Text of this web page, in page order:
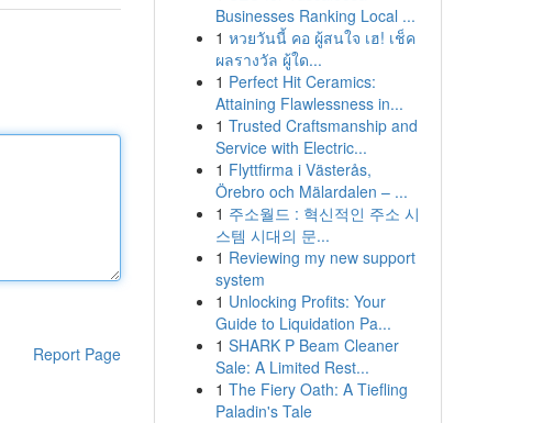
Report Page
Businesses Ranking Local ...
1 หวยวันนี้ คอ ผู้สนใจ เฮ! เช็ค
ผลรางวัล ผู้ใด...
1 Perfect Hit Ceramics:
Attaining Flawlessness in...
1 Trusted Craftsmanship and
Service with Electric...
1 Flyttfirma i Västerås,
Örebro och Mälardalen – ...
1 주소월드 : 혁신적인 주소 시
스템 시대의 문...
1 Reviewing my new support
system
1 Unlocking Profits: Your
Guide to Liquidation Pa...
1 SHARK P Beam Cleaner
Sale: A Limited Rest...
1 The Fiery Oath: A Tiefling
Paladin's Tale